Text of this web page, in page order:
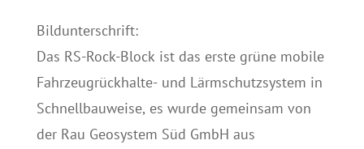
Bildunterschrift:
Das RS-Rock-Block ist das erste grüne mobile
Fahrzeugrückhalte- und Lärmschutzsystem in
Schnellbauweise, es wurde gemeinsam von
der Rau Geosystem Süd GmbH aus